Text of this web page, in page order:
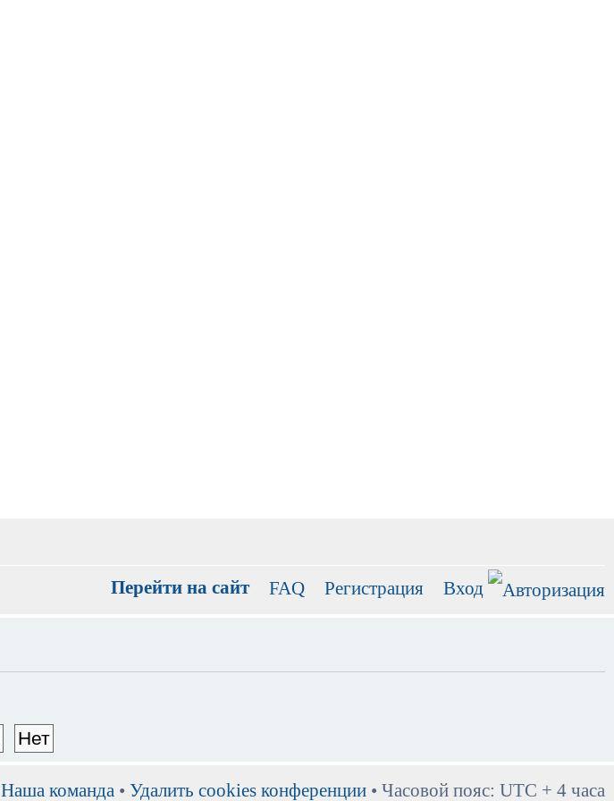
Перейти на сайт FAQ Регистрация Вход
Наша команда • Удалить cookies конференции • Часовой пояс: UTC + 4 часа